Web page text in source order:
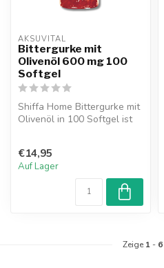
AKSUVITAL
Bittergurke mit
Olivenöl 600 mg 100
Softgel
Shiffa Home Bittergurke mit
Olivenöl in 100 Softgel ist
€14,95
Auf Lager
Zeige 1 - 6